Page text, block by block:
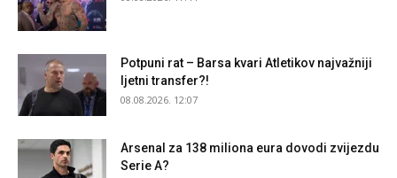
Potpuni rat – Barsa kvari Atletikov najvažniji
ljetni transfer?!
08.08.2026. 12:07
Arsenal za 138 miliona eura dovodi zvijezdu
Serie A?